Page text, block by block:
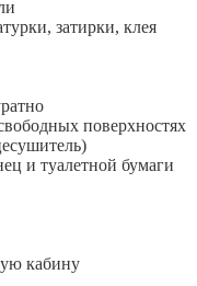
затирки, клея
поверхностях
и туалетной бумаги
кабину